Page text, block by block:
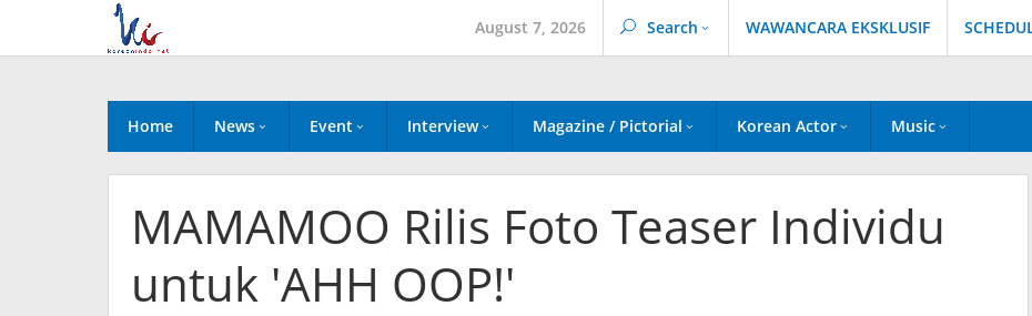
content
August 7, 2026 Search WAWANCARA EKSKLUSIF
Home News Event Interview Magazine / Pictorial Korean Actor Music
MAMAMOO Rilis Foto Teaser Individu
untuk 'AHH OOP!'